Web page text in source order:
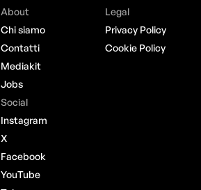
About
Chi siamo
Contatti
Mediakit
Jobs
Social
Instagram
X
Facebook
YouTube
Legal
Privacy Policy
Cookie Policy